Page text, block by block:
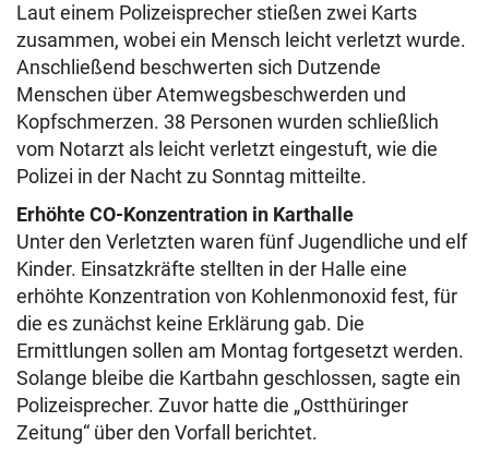
Laut einem Polizeisprecher stießen zwei Karts
zusammen, wobei ein Mensch leicht verletzt wurde.
Anschließend beschwerten sich Dutzende
Menschen über Atemwegsbeschwerden und
Kopfschmerzen. 38 Personen wurden schließlich
vom Notarzt als leicht verletzt eingestuft, wie die
Polizei in der Nacht zu Sonntag mitteilte.
Erhöhte CO-Konzentration in Karthalle
Unter den Verletzten waren fünf Jugendliche und elf
Kinder. Einsatzkräfte stellten in der Halle eine
erhöhte Konzentration von Kohlenmonoxid fest, für
die es zunächst keine Erklärung gab. Die
Ermittlungen sollen am Montag fortgesetzt werden.
Solange bleibe die Kartbahn geschlossen, sagte ein
Polizeisprecher. Zuvor hatte die „Ostthüringer
Zeitung“ über den Vorfall berichtet.